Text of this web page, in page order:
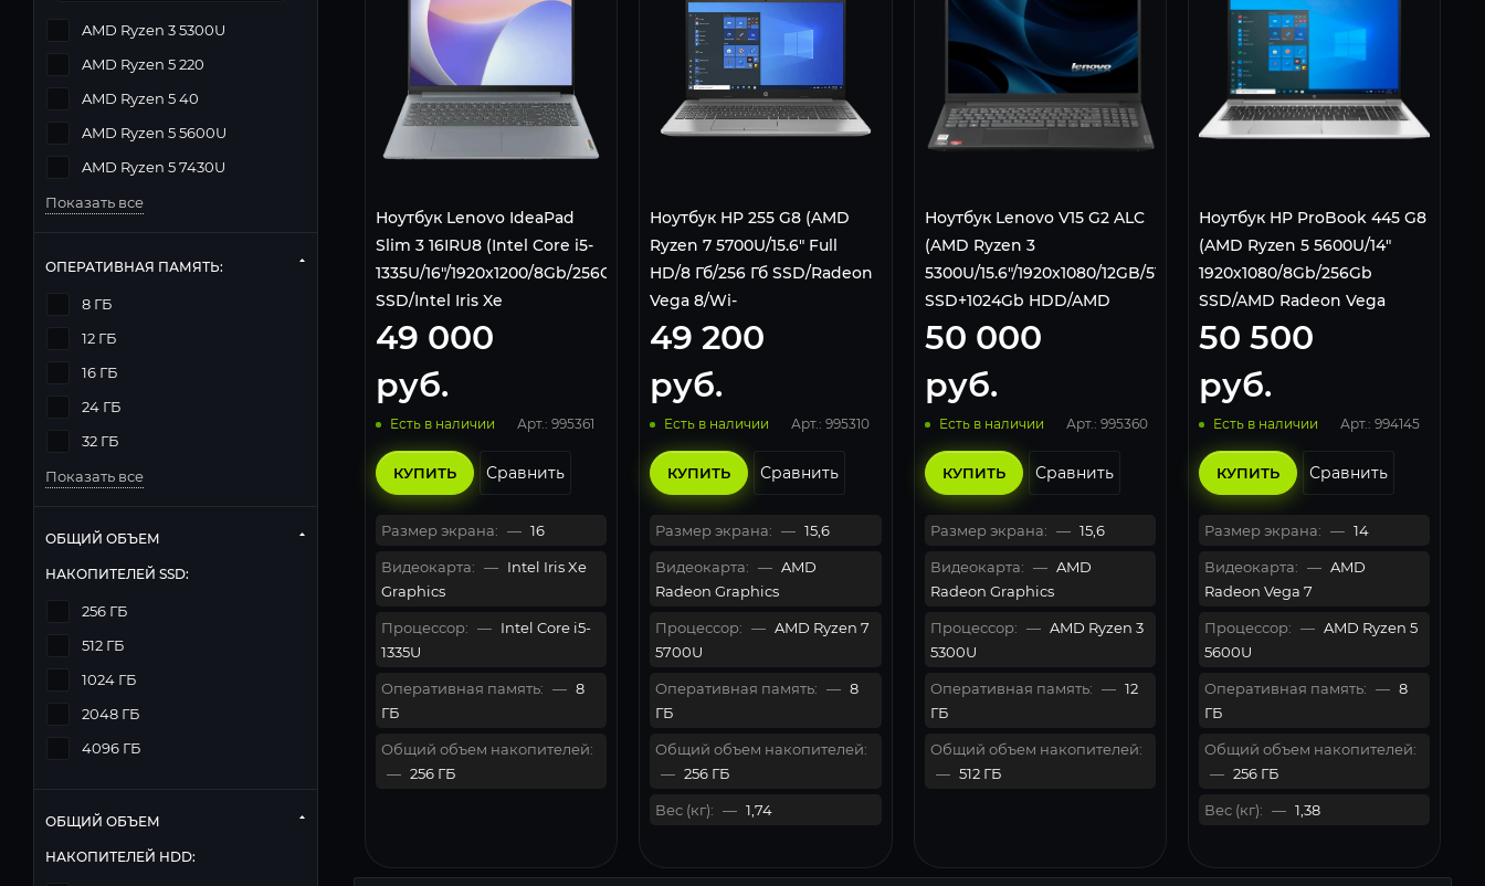
Ноутбук Lenovo IdeaPad
Slim 3 16IRU8 (Intel Core i5-
1335U/16"/1920x1200/8Gb/256Gb
SSD/Intel Iris Xe
Graphics/w11p) 82X80004RK
49 000
руб.
Есть в наличии Арт.: 995361
КУПИТЬ Сравнить
Размер экрана: — 16
Видеокарта: — Intel Iris Xe
Graphics
Процессор: — Intel Core i5-
1335U
Оперативная память: — 8
ГБ
Общий объем накопителей:
— 256 ГБ
Ноутбук HP 255 G8 (AMD
Ryzen 7 5700U/15.6" Full
HD/8 Гб/256 Гб SSD/Radeon
Vega 8/Wi-
Fi/Bluetooth/Cam, DOS)
серый
49 200
руб.
Есть в наличии Арт.: 995310
КУПИТЬ Сравнить
Размер экрана: — 15,6
Видеокарта: — AMD
Radeon Graphics
Процессор: — AMD Ryzen 7
5700U
Оперативная память: — 8
ГБ
Общий объем накопителей:
— 256 ГБ
Вес (кг): — 1,74
Ноутбук Lenovo V15 G2 ALC
(AMD Ryzen 3
5300U/15.6"/1920x1080/12GB/512gb
SSD+1024Gb HDD/AMD
Radeon Graphics/Без ОС),
82KD0031RU, черный
50 000
руб.
Есть в наличии Арт.: 995360
КУПИТЬ Сравнить
Размер экрана: — 15,6
Видеокарта: — AMD
Radeon Graphics
Процессор: — AMD Ryzen 3
5300U
Оперативная память: — 12
ГБ
Общий объем накопителей:
— 512 ГБ
Ноутбук HP ProBook 445 G8
(AMD Ryzen 5 5600U/14"
1920x1080/8Gb/256Gb
SSD/AMD Radeon Vega
7/Wi-Fi/Bluetooth/Win 10
Pro) Silver, 4K852EA
50 500
руб.
Есть в наличии Арт.: 994145
КУПИТЬ Сравнить
Размер экрана: — 14
Видеокарта: — AMD
Radeon Vega 7
Процессор: — AMD Ryzen 5
5600U
Оперативная память: — 8
ГБ
Общий объем накопителей:
— 256 ГБ
Вес (кг): — 1,38
AMD Ryzen 3 5300U
AMD Ryzen 5 220
AMD Ryzen 5 40
AMD Ryzen 5 5600U
AMD Ryzen 5 7430U
Показать все
ОПЕРАТИВНАЯ ПАМЯТЬ:
8 ГБ
12 ГБ
16 ГБ
24 ГБ
32 ГБ
Показать все
ОБЩИЙ ОБЪЕМ
НАКОПИТЕЛЕЙ SSD:
256 ГБ
512 ГБ
1024 ГБ
2048 ГБ
4096 ГБ
ОБЩИЙ ОБЪЕМ
НАКОПИТЕЛЕЙ HDD: